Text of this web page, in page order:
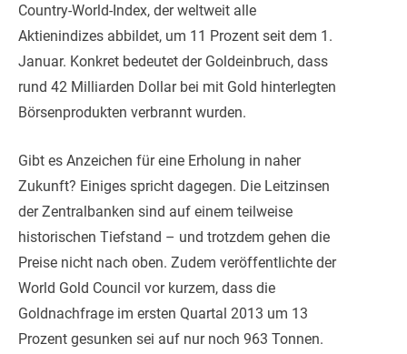
Country-World-Index, der weltweit alle
Aktienindizes abbildet, um 11 Prozent seit dem 1.
Januar. Konkret bedeutet der Goldeinbruch, dass
rund 42 Milliarden Dollar bei mit Gold hinterlegten
Börsenprodukten verbrannt wurden.
Gibt es Anzeichen für eine Erholung in naher
Zukunft? Einiges spricht dagegen. Die Leitzinsen
der Zentralbanken sind auf einem teilweise
historischen Tiefstand – und trotzdem gehen die
Preise nicht nach oben. Zudem veröffentlichte der
World Gold Council vor kurzem, dass die
Goldnachfrage im ersten Quartal 2013 um 13
Prozent gesunken sei auf nur noch 963 Tonnen.